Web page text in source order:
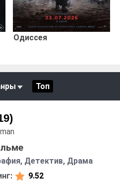
Одиссея
Топ
Детектив, Драма
9.52